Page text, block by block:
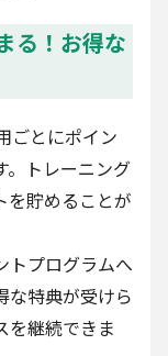
る！お得な
ごとにポイン
。トレーニング
を貯めることが
トプログラムへ
な特典が受けら
を継続できま